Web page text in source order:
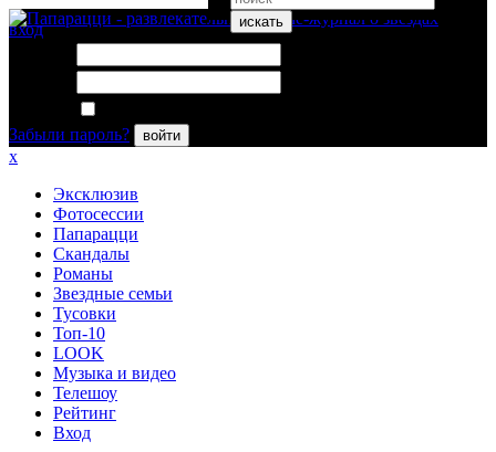
искать
вход
Забыли пароль?
войти
x
Эксклюзив
Фотосессии
Папарацци
Скандалы
Романы
Звездные семьи
Тусовки
Топ-10
LOOK
Музыка и видео
Телешоу
Рейтинг
Вход